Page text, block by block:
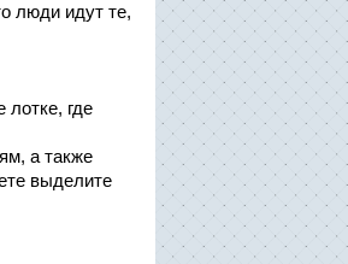
люди идут те,
где
а также
выделите